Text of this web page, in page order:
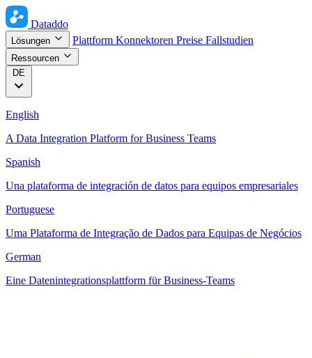
Dataddo
Lösungen Plattform Konnektoren Preise Fallstudien
Ressourcen
DE
English
A Data Integration Platform for Business Teams
Spanish
Una plataforma de integración de datos para equipos empresariales
Portuguese
Uma Plataforma de Integração de Dados para Equipas de Negócios
German
Eine Datenintegrationsplattform für Business-Teams